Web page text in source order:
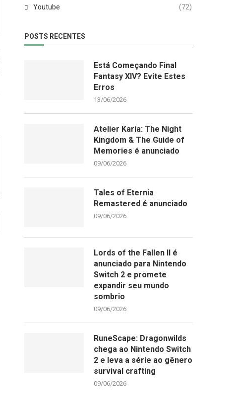
Youtube (72)
POSTS RECENTES
Está Começando Final
Fantasy XIV? Evite Estes
Erros
13/06/2026
Atelier Karia: The Night
Kingdom & The Guide of
Memories é anunciado
09/06/2026
Tales of Eternia
Remastered é anunciado
09/06/2026
Lords of the Fallen II é
anunciado para Nintendo
Switch 2 e promete
expandir seu mundo
sombrio
09/06/2026
RuneScape: Dragonwilds
chega ao Nintendo Switch
2 e leva a série ao gênero
survival crafting
09/06/2026